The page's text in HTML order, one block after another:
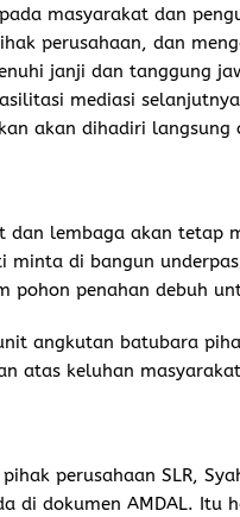
masyarakat dan
perusahaan, dan
janji dan tanggung
mediasi
akan dihadiri langsung
dan lembaga akan tetap
minta di bangun
pohon penahan debuh
angkutan batubara
atas keluhan
perusahaan SLR,
di dokumen AMDAL. Itu